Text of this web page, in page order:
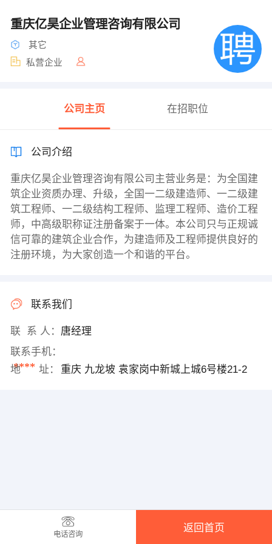
重庆亿昊企业管理咨询有限公司
其它
私营企业
公司主页 在招职位
公司介绍
重庆亿昊企业管理咨询有限公司主营业务是：为全国建
筑企业资质办理、升级，全国一二级建造师、一二级建
筑工程师、一二级结构工程师、监理工程师、造价工程
师，中高级职称证注册备案于一体。本公司只与正规诚
信可靠的建筑企业合作，为建造师及工程师提供良好的
注册环境，为大家创造一个和谐的平台。
联系我们
联 系 人： 唐经理
联系手机：
****
地 址： 重庆 九龙坡 袁家岗中新城上城6号楼21-2
电话咨询
返回首页